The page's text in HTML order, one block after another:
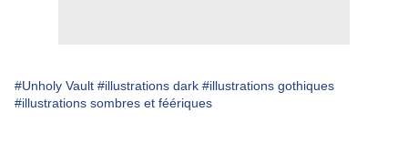
#Unholy Vault #illustrations dark #illustrations gothiques
#illustrations sombres et féériques